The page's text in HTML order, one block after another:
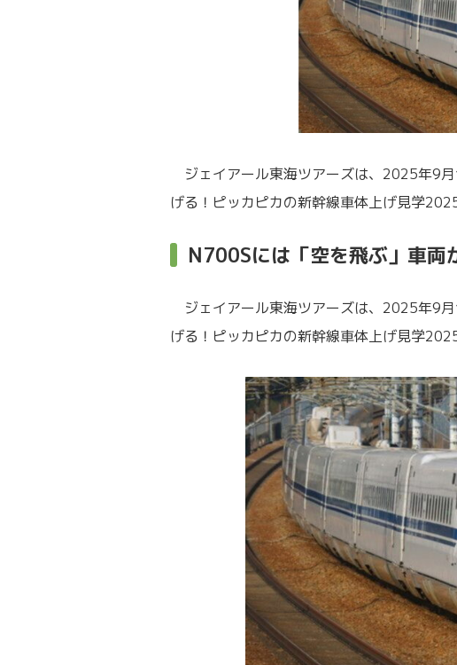
ジェイアール東海ツアーズは、2025年9
げる！ピッカピカの新幹線車体上げ見学
N700Sには「空を飛ぶ」車両
ジェイアール東海ツアーズは、2025年9
げる！ピッカピカの新幹線車体上げ見学